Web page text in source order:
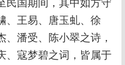
、王易、唐玉虬、徐
潘受、陈小翠之诗，
、寇梦碧之词，皆属于